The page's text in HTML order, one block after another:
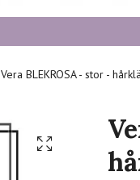
Vera BLEKROSA - stor -